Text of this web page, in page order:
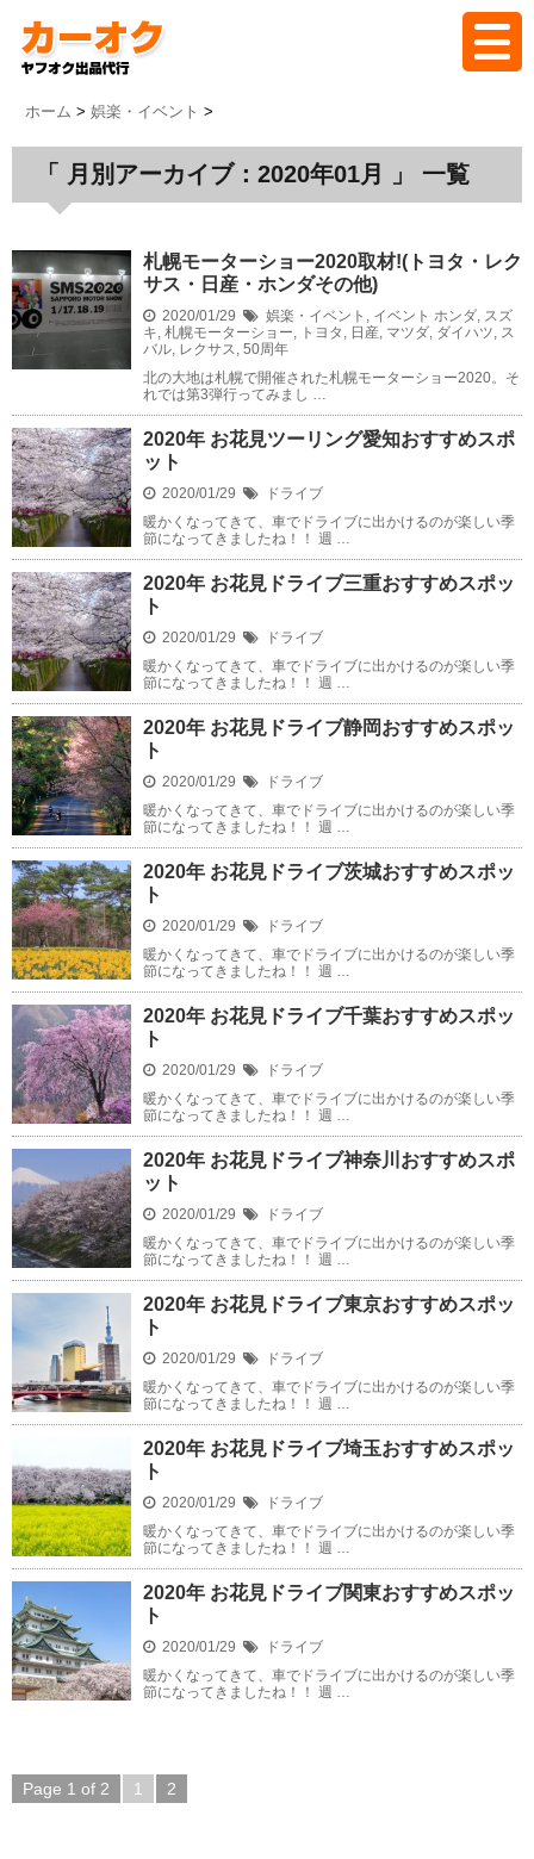
バイオクとは
料金
落札実績
ブログ
見積もり
ホーム > 娯楽・イベント >
「 月別アーカイブ：2020年01月 」 一覧
札幌モーターショー2020取材!(トヨタ・レク
サス・日産・ホンダその他)
2020/01/29 娯楽・イベント , イベント ホンダ, スズ
キ, 札幌モーターショー, トヨタ , 日産, マツダ, ダイハツ, ス
バル, レクサス, 50周年
北の大地は札幌で開催された札幌モーターショー2020。そ
れでは第3弾行ってみまし …
2020年 お花見ツーリング愛知おすすめスポ
ット
2020/01/29
ドライブ
暖かくなってきて、車でドライブに出かけるのが楽しい季
節になってきましたね！！ 週 …
2020年 お花見ドライブ三重おすすめスポッ
ト
2020/01/29
ドライブ
暖かくなってきて、車でドライブに出かけるのが楽しい季
節になってきましたね！！ 週 …
2020年 お花見ドライブ静岡おすすめスポッ
ト
2020/01/29
ドライブ
暖かくなってきて、車でドライブに出かけるのが楽しい季
節になってきましたね！！ 週 …
2020年 お花見ドライブ茨城おすすめスポッ
ト
2020/01/29
ドライブ
暖かくなってきて、車でドライブに出かけるのが楽しい季
節になってきましたね！！ 週 …
2020年 お花見ドライブ千葉おすすめスポッ
ト
2020/01/29
ドライブ
暖かくなってきて、車でドライブに出かけるのが楽しい季
節になってきましたね！！ 週 …
2020年 お花見ドライブ神奈川おすすめスポ
ット
2020/01/29
ドライブ
暖かくなってきて、車でドライブに出かけるのが楽しい季
節になってきましたね！！ 週 …
2020年 お花見ドライブ東京おすすめスポッ
ト
2020/01/29
ドライブ
暖かくなってきて、車でドライブに出かけるのが楽しい季
節になってきましたね！！ 週 …
2020年 お花見ドライブ埼玉おすすめスポッ
ト
2020/01/29
ドライブ
暖かくなってきて、車でドライブに出かけるのが楽しい季
節になってきましたね！！ 週 …
2020年 お花見ドライブ関東おすすめスポッ
ト
2020/01/29
ドライブ
暖かくなってきて、車でドライブに出かけるのが楽しい季
節になってきましたね！！ 週 …
Page 1 of 2 1 2